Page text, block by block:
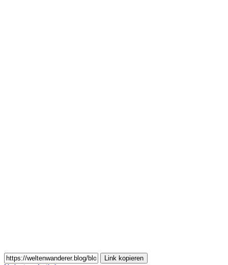
Link kopieren